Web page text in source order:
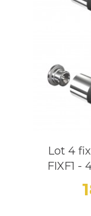
Lot 4
FIXF1 -